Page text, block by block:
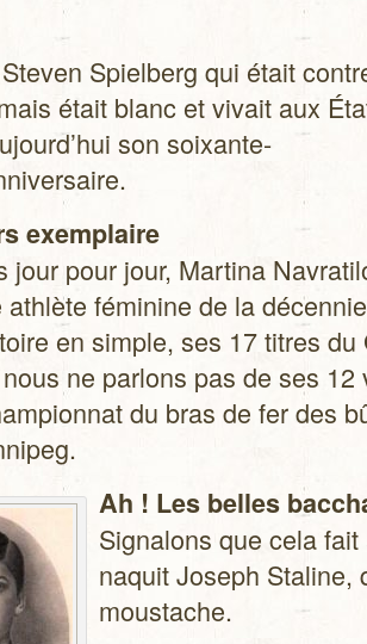
Spiel­berg qui était
était blanc et vivait aux
son soixante-
exem­plaire
jour pour jour, Mar­tina
fémi­nine de la
en simple, ses 17 titres du
ne par­lons pas de ses
du bras de fer des
Ah ! Les belles
Signa­lons que cela
naquit Joseph Sta­line,
moustache.